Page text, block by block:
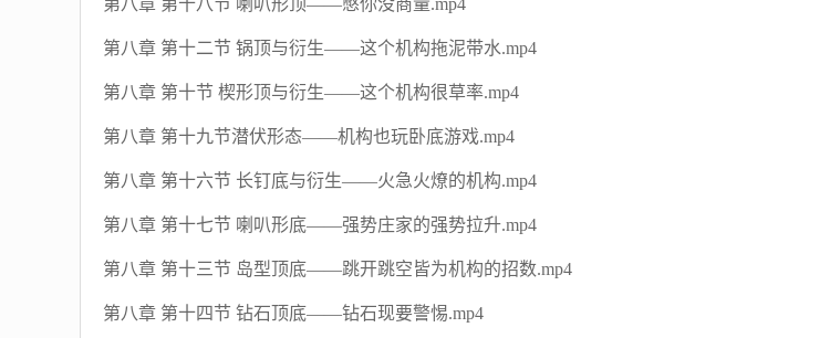
第八章 第十八节 喇叭形顶——憋你没商量.mp4
第八章 第十二节 锅顶与衍生——这个机构拖泥带水.mp4
第八章 第十节 楔形顶与衍生——这个机构很草率.mp4
第八章 第十九节潜伏形态——机构也玩卧底游戏.mp4
第八章 第十六节 长钉底与衍生——火急火燎的机构.mp4
第八章 第十七节 喇叭形底——强势庄家的强势拉升.mp4
第八章 第十三节 岛型顶底——跳开跳空皆为机构的招数.mp4
第八章 第十四节 钻石顶底——钻石现要警惕.mp4